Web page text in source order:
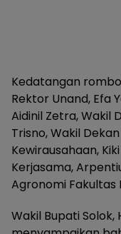
Kedatangan
Rektor Unand, Efa
Aidinil Zetra, Wakil
Trisno, Wakil
Kewirausahaan,
Kerjasama,
Agronomi Fakultas
Wakil Bupati